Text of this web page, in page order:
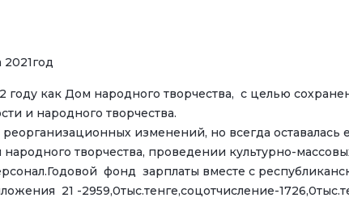
народного творчества, с целью сохранения
и народного творчества.
изменений, но всегда
творчества, проведении культурно-
фонд зарплаты вместе с
21 -2959,0тыс.тенге,соцотчисление-